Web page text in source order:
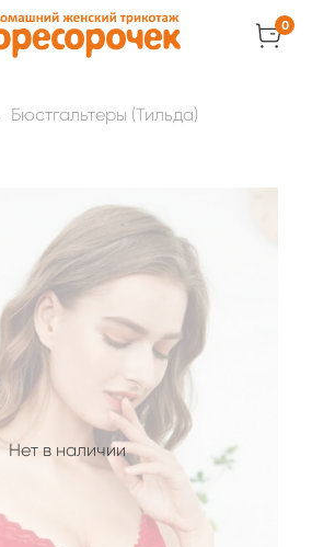
0
Бюстгальтеры (Тильда)
Нет в наличии